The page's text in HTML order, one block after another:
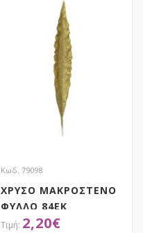
Κωδ. 79098
ΧΡΥΣΟ ΜΑΚΡΟΣΤΕΝΟ
ΦΥΛΛΟ 84ΕΚ
2,20€